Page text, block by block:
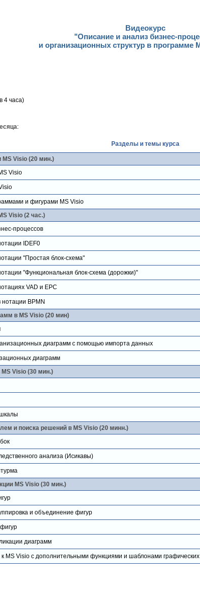
Видеокурс
"Описание и анализ бизнес-
и организационных структур в программе
4 часа)
:
Разделы и темы курса
Visio (20 мин.)
Visio
и фигурами MS Visiо
Visio (2 час.)
процессов
IDEF0
"Простая блок-схема"
"Функциональная блок-схема (дорожки)"
VAD и EPC
BPMN
в MS Visio (20 мин)
диаграмм с помощью импорта данных
диаграмм
Visio (30 мин.)
и поиска решений в MS Visio (20 минн.)
анализа (Исикавы)
MS Visio (30 мин.)
и объединение фигур
диаграмм
к MS Visio с дополнительными функциями и шаблонами